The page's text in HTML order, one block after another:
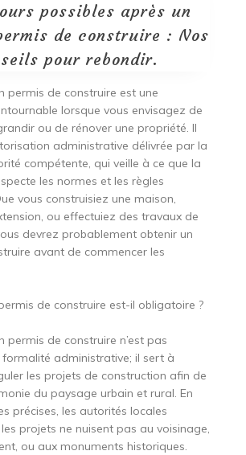
possibles après un
de construire : Nos
pour rebondir.
permis de construire est une
lorsque vous envisagez de
ou de rénover une propriété. Il
administrative délivrée par la
compétente, qui veille à ce que la
les normes et les règles
vous construisiez une maison,
ou effectuiez des travaux de
devrez probablement obtenir un
avant de commencer les
de construire est-il obligatoire ?
permis de construire n’est pas
formalité administrative; il sert à
les projets de construction afin de
du paysage urbain et rural. En
précises, les autorités locales
les projets ne nuisent pas au voisinage,
ou aux monuments historiques.